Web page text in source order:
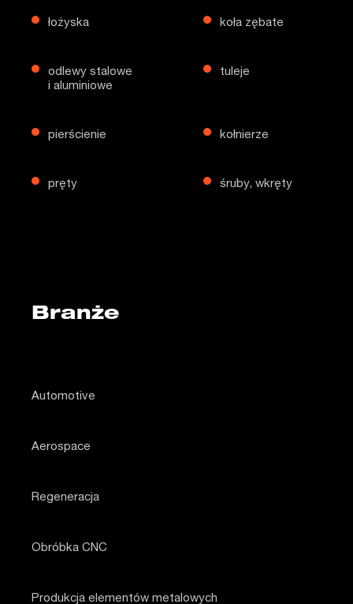
łożyska koła zębate
odlewy stalowe
i aluminiowe
tuleje
pierścienie kołnierze
pręty śruby, wkręty
Branże
Automotive
Aerospace
Regeneracja
Obróbka CNC
Produkcja elementów metalowych